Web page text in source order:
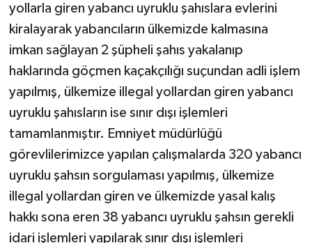
yollarla giren yabancı uyruklu şahıslara evlerini
kiralayarak yabancıların ülkemizde kalmasına
imkan sağlayan 2 şüpheli şahıs yakalanıp
haklarında göçmen kaçakçılığı suçundan adli işlem
yapılmış, ülkemize illegal yollardan giren yabancı
uyruklu şahısların ise sınır dışı işlemleri
tamamlanmıştır. Emniyet müdürlüğü
görevlilerimizce yapılan çalışmalarda 320 yabancı
uyruklu şahsın sorgulaması yapılmış, ülkemize
illegal yollardan giren ve ülkemizde yasal kalış
hakkı sona eren 38 yabancı uyruklu şahsın gerekli
idari işlemleri yapılarak sınır dışı işlemleri